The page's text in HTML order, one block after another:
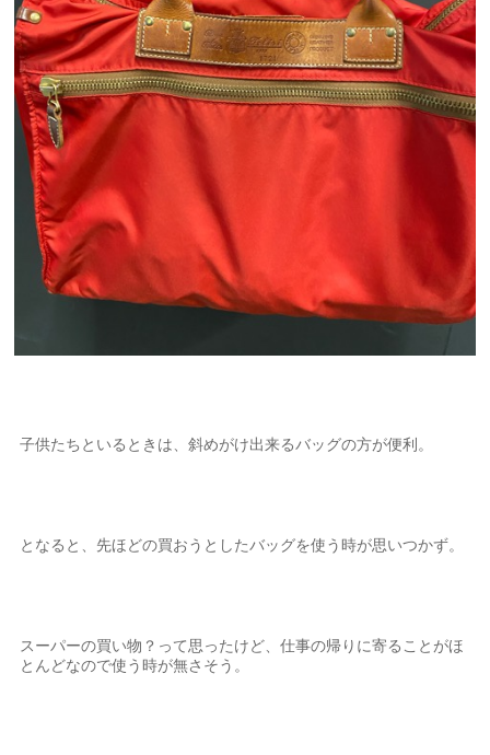
子供たちといるときは、斜めがけ出来るバッグの方が便利。
となると、先ほどの買おうとしたバッグを使う時が思いつかず。
スーパーの買い物？って思ったけど、仕事の帰りに寄ることがほ
とんどなので使う時が無さそう。